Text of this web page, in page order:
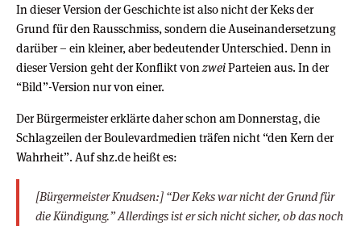
In dieser Version der Geschichte ist also nicht der Keks der
Grund für den Rausschmiss, sondern die Auseinandersetzung
darüber – ein kleiner, aber bedeutender Unterschied. Denn in
dieser Version geht der Konflikt vonzweiParteien aus. In der
“Bild”-Version nur von einer.
Der Bürgermeister erklärte daher schon am Donnerstag, die
Schlagzeilen der Boulevardmedien träfen nicht “den Kern der
Wahrheit”. Auf shz.de heißt es:
[Bürgermeister Knudsen:] “Der Keks war nicht der Grund für
die Kündigung.” Allerdings ist er sich nicht sicher, ob das noch